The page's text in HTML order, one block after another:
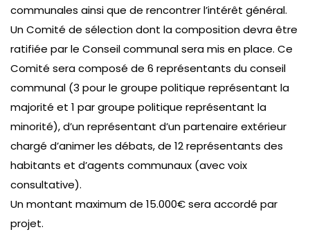
communales ainsi que de rencontrer l’intérêt général.
Un Comité de sélection dont la composition devra être
ratifiée par le Conseil communal sera mis en place. Ce
Comité sera composé de 6 représentants du conseil
communal (3 pour le groupe politique représentant la
majorité et 1 par groupe politique représentant la
minorité), d’un représentant d’un partenaire extérieur
chargé d’animer les débats, de 12 représentants des
habitants et d’agents communaux (avec voix
consultative).
Un montant maximum de 15.000€ sera accordé par
projet.